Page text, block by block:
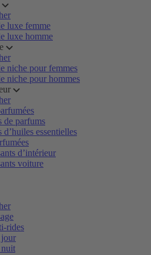
luxe femme
luxe homme
niche pour femmes
niche pour hommes
de parfums
essentielles
d’intérieur
voiture
rides
jour
nuit